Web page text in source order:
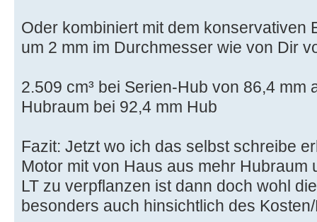
Oder kombiniert mit dem konservativen
um 2 mm im Durchmesser wie von Dir
2.509 cm³ bei Serien-Hub von 86,4 mm
Hubraum bei 92,4 mm Hub
Fazit: Jetzt wo ich das selbst schreibe
Motor mit von Haus aus mehr Hubraum
LT zu verpflanzen ist dann doch wohl
besonders auch hinsichtlich des